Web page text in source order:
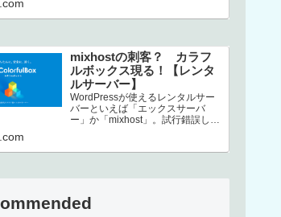
フ…
mixhostの刺客？ カラフ
ルボックス現る！【レンタ
ルサーバー】
WordPressが使えるレンタルサー
バーといえば「エックスサーバ
ー」か「mixhost」。試行錯誤した